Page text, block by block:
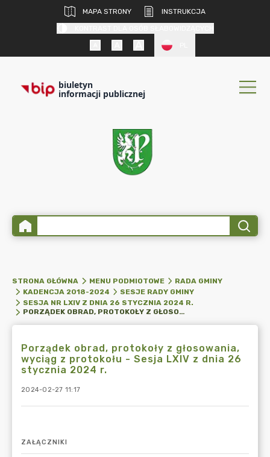
MAPA STRONY
INSTRUKCJA
biuletyn
informacji publicznej
STRONA GŁÓWNA MENU PODMIOTOWE
RADA GMINY
KADENCJA 2018-2024
SESJE RADY GMINY
SESJA NR LXIV Z DNIA 26 STYCZNIA 2024 R.
PORZĄDEK OBRAD, PROTOKOŁY Z GŁOSOWANIA, WYCIĄG Z PROTOKOŁU - SESJA LXIV Z DNIA 26 STYCZNIA 2024 R.
Porządek obrad, protokoły z głosowania,
wyciąg z protokołu - Sesja LXIV z dnia 26
stycznia 2024 r.
2024-02-27 11:17
ZAŁĄCZNIKI